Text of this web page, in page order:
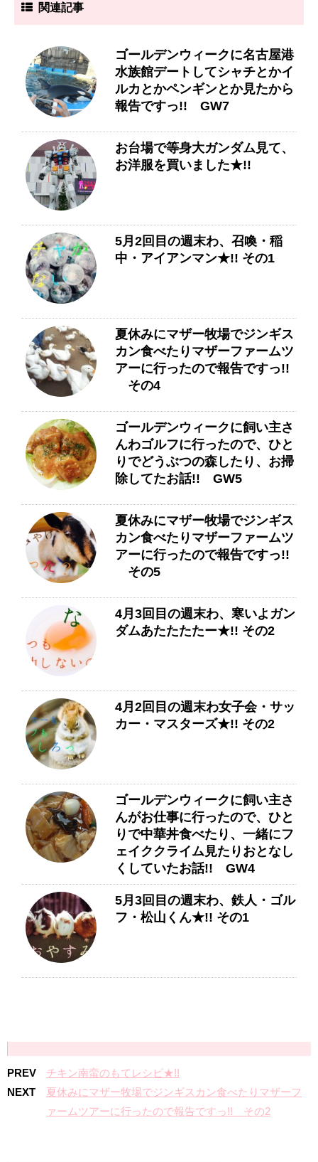
関連記事
ゴールデンウィークに名古屋港
水族館デートしてシャチとかイ
ルカとかペンギンとか見たから
報告ですっ!! GW7
お台場で等身大ガンダム見て、
お洋服を買いました★!!
5月2回目の週末わ、召喚・稲
中・アイアンマン★!! その1
夏休みにマザー牧場でジンギス
カン食べたりマザーファームツ
アーに行ったので報告ですっ!!
その4
ゴールデンウィークに飼い主さ
んわゴルフに行ったので、ひと
りでどうぶつの森したり、お掃
除してたお話!! GW5
夏休みにマザー牧場でジンギス
カン食べたりマザーファームツ
アーに行ったので報告ですっ!!
その5
4月3回目の週末わ、寒いよガン
ダムあたたたたー★!! その2
4月2回目の週末わ女子会・サッ
カー・マスターズ★!! その2
ゴールデンウィークに飼い主さ
んがお仕事に行ったので、ひと
りで中華丼食べたり、一緒にフ
ェイククライム見たりおとなし
くしていたお話!! GW4
5月3回目の週末わ、鉄人・ゴル
フ・松山くん★!! その1
PREV
チキン南蛮のもてレシピ★!!
NEXT
夏休みにマザー牧場でジンギスカン食べたりマザーフ
ァームツアーに行ったので報告ですっ!! その2